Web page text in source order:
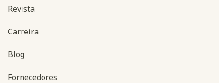
Navegação do rodapé
Revista
Carreira
Blog
Fornecedores